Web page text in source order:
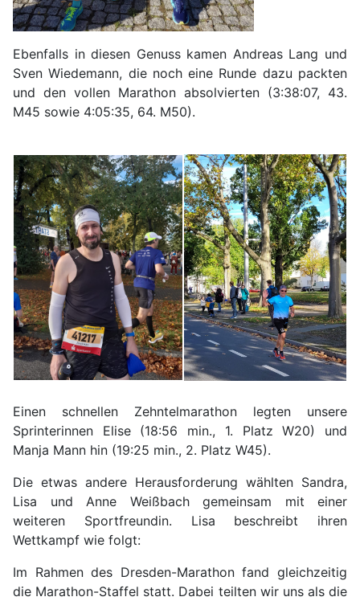
Ebenfalls in diesen Genuss kamen Andreas Lang und
Sven Wiedemann, die noch eine Runde dazu packten
und den vollen Marathon absolvierten (3:38:07, 43.
M45 sowie 4:05:35, 64. M50).
Einen schnellen Zehntelmarathon legten unsere
Sprinterinnen Elise (18:56 min., 1. Platz W20) und
Manja Mann hin (19:25 min., 2. Platz W45).
Die etwas andere Herausforderung wählten Sandra,
Lisa und Anne Weißbach gemeinsam mit einer
weiteren Sportfreundin. Lisa beschreibt ihren
Wettkampf wie folgt:
Im Rahmen des Dresden-Marathon fand gleichzeitig
die Marathon-Staffel statt. Dabei teilten wir uns als die